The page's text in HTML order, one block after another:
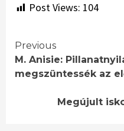
Post Views: 104
Continue
Reading
Previous
M. Anisie:
megszüntessék az
Megújult